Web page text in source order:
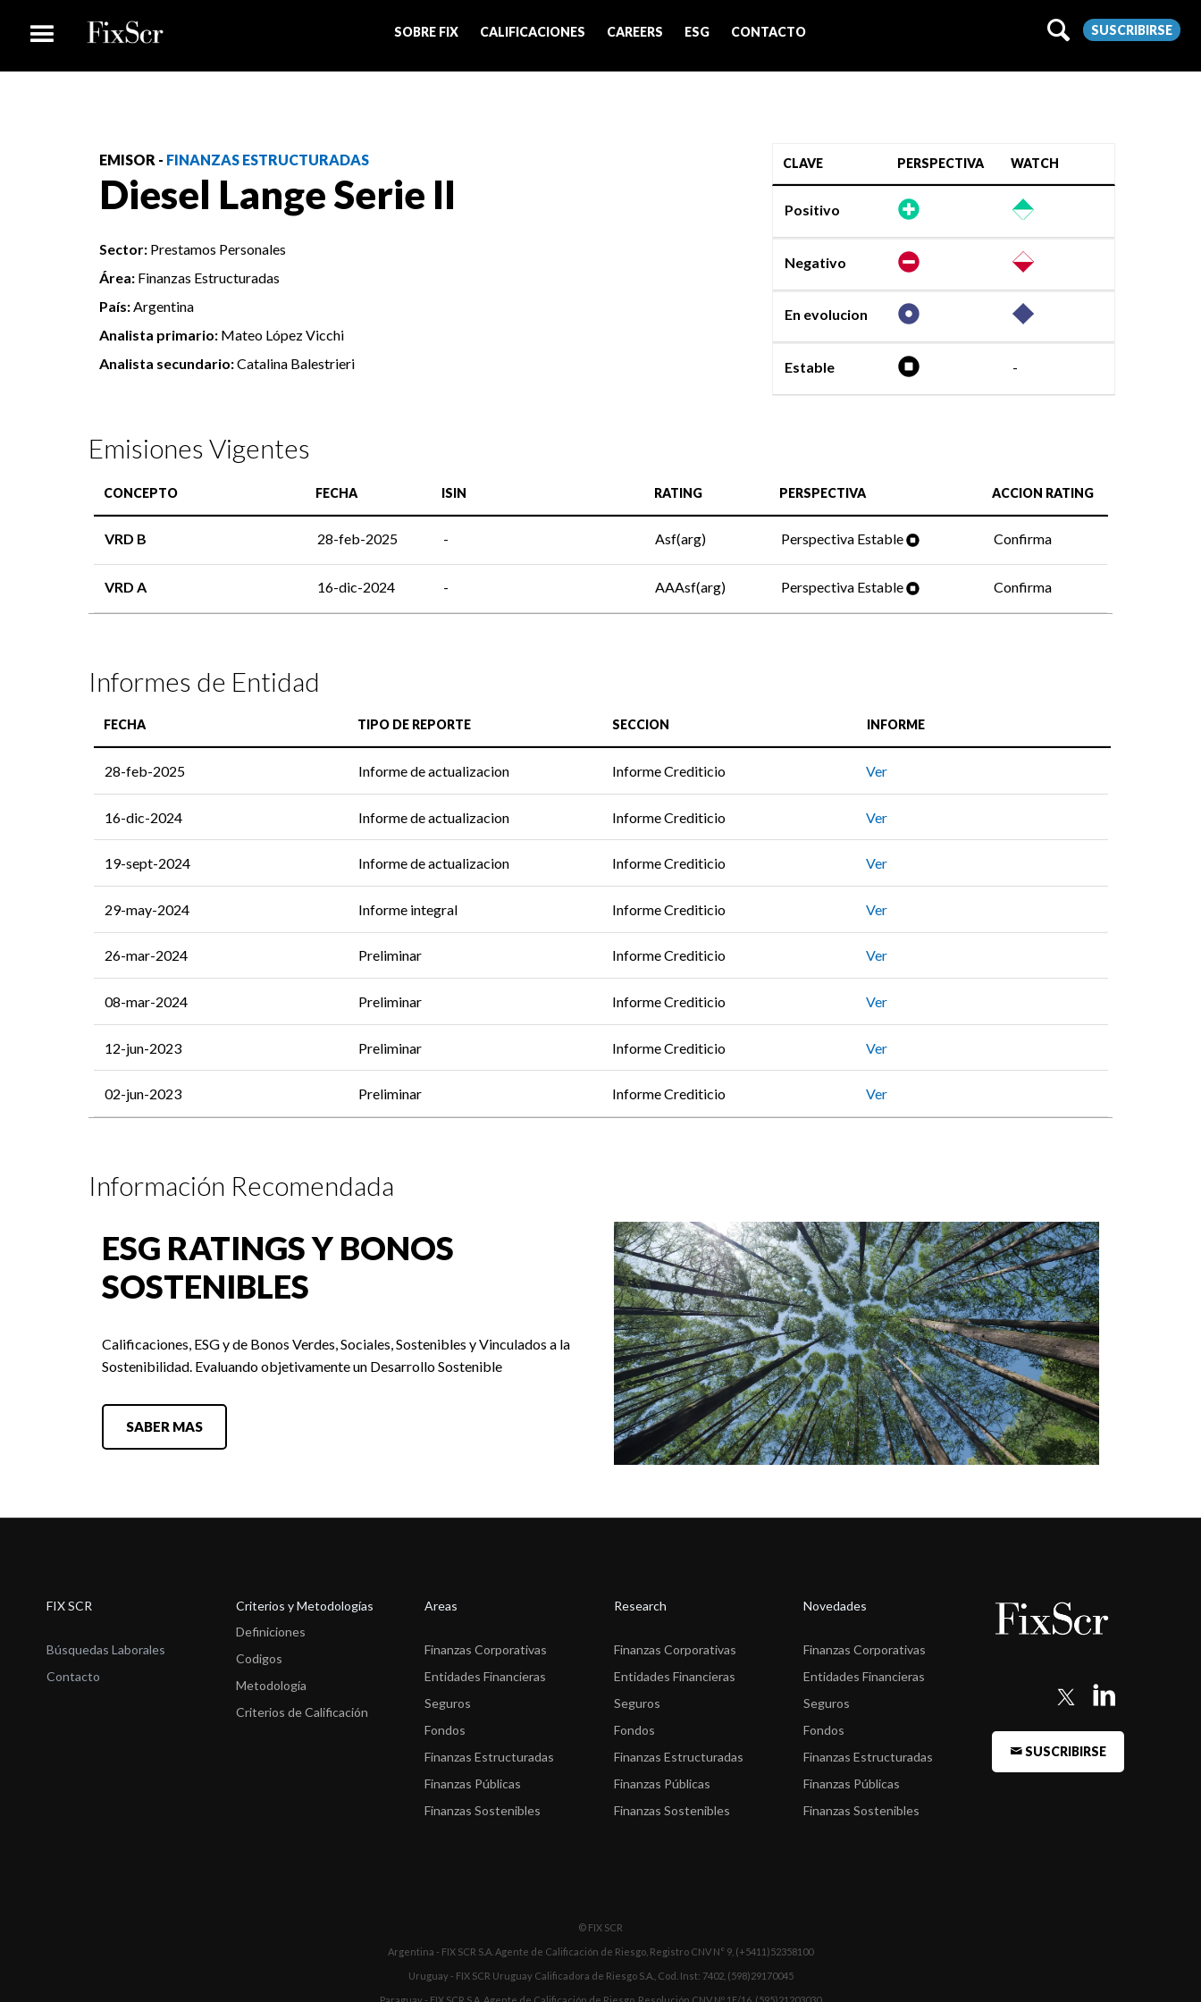
SOBRE FIX CALIFICACIONES CAREERS ESG CONTACTO SUSCRIBIRSE
EMISOR - FINANZAS ESTRUCTURADAS
Diesel Lange Serie II
Sector: Prestamos Personales
Área: Finanzas Estructuradas
País:Argentina
Analista primario: Mateo López Vicchi
Analista secundario:Catalina Balestrieri
CLAVE PERSPECTIVA WATCH
Positivo
Negativo
En evolucion
Estable -
Emisiones Vigentes
CONCEPTO FECHA ISIN RATING PERSPECTIVA ACCION RATING
VRD B 28-feb-2025 - Asf(arg) Perspectiva Estable Confirma
VRD A 16-dic-2024 - AAAsf(arg) Perspectiva Estable Confirma
Informes de Entidad
FECHA TIPO DE REPORTE SECCION INFORME
28-feb-2025 Informe de actualizacion Informe Crediticio Ver
16-dic-2024 Informe de actualizacion Informe Crediticio Ver
19-sept-2024 Informe de actualizacion Informe Crediticio Ver
29-may-2024 Informe integral Informe Crediticio Ver
26-mar-2024 Preliminar Informe Crediticio Ver
08-mar-2024 Preliminar Informe Crediticio Ver
12-jun-2023 Preliminar Informe Crediticio Ver
02-jun-2023 Preliminar Informe Crediticio Ver
Información Recomendada
ESG RATINGS Y BONOS
SOSTENIBLES
Calificaciones, ESG y de Bonos Verdes, Sociales, Sostenibles y Vinculados a la
Sostenibilidad. Evaluando objetivamente un Desarrollo Sostenible
SABER MAS
FIX SCR
Búsquedas Laborales
Contacto
Criterios y Metodologías
Definiciones
Codigos
Metodología
Criterios de Calificación
Areas
Finanzas Corporativas
Entidades Financieras
Seguros
Fondos
Finanzas Estructuradas
Finanzas Públicas
Finanzas Sostenibles
Research
Finanzas Corporativas
Entidades Financieras
Seguros
Fondos
Finanzas Estructuradas
Finanzas Públicas
Finanzas Sostenibles
Novedades
Finanzas Corporativas
Entidades Financieras
Seguros
Fondos
Finanzas Estructuradas
Finanzas Públicas
Finanzas Sostenibles
SUSCRIBIRSE
© FIX SCR
Argentina - FIX SCR S.A. Agente de Calificación de Riesgo, Registro CNV N° 9, (+5411)52358100
Uruguay - FIX SCR Uruguay Calificadora de Riesgo S.A., Cod. Inst: 7402, (598)29170045
Paraguay - FIX SCR S.A. Agente de Calificación de Riesgo, Resolución CNV Nº 1E/16, (595)21203030